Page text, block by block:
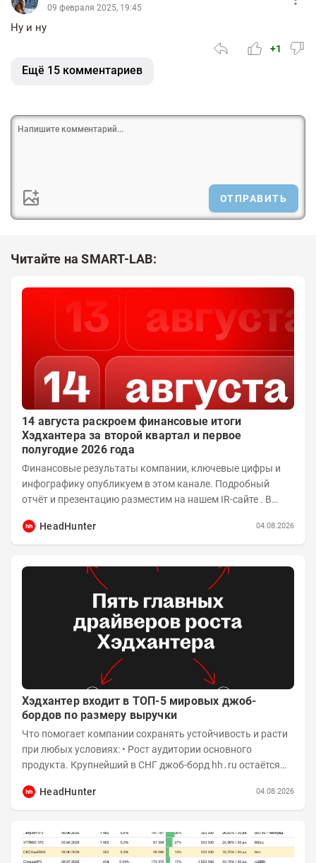
09 февраля 2025, 19:45
Ну и ну
+1
Ещё 15 комментариев
ОТПРАВИТЬ
Читайте на SMART-LAB:
14 августа раскроем финансовые итоги
Хэдхантера за второй квартал и первое
полугодие 2026 года
Финансовые результаты компании, ключевые цифры и
инфографику опубликуем в этом канале. Подробный
отчёт и презентацию разместим на нашем IR-сайте . В
HeadHunter
04.08.2026
Хэдхантер входит в ТОП-5 мировых джоб-
бордов по размеру выручки
Что помогает компании сохранять устойчивость и расти
при любых условиях: • Рост аудитории основного
продукта. Крупнейший в СНГ джоб-борд hh․ru остаётся
HeadHunter
04.08.2026